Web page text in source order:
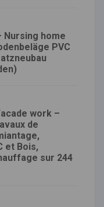
Nursing home
PVC
work –
de
et Bois,
sur 244